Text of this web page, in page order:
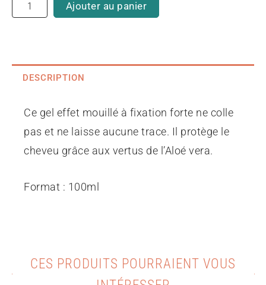
Ajouter au panier
DESCRIPTION
Ce gel effet mouillé à fixation forte ne colle
pas et ne laisse aucune trace. Il protège le
cheveu grâce aux vertus de l’Aloé vera.
Format : 100ml
CES PRODUITS POURRAIENT VOUS